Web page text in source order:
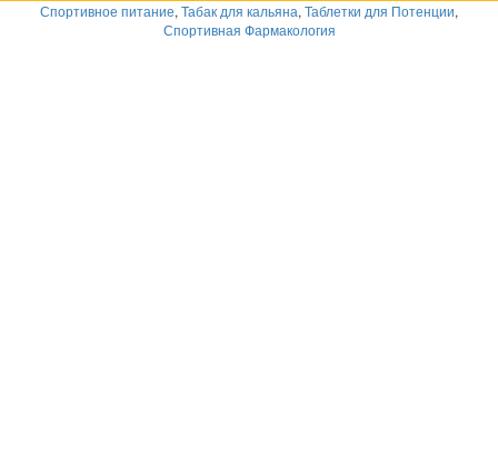
Спортивное питание, Табак для кальяна, Таблетки для Потенции,
Спортивная Фармакология